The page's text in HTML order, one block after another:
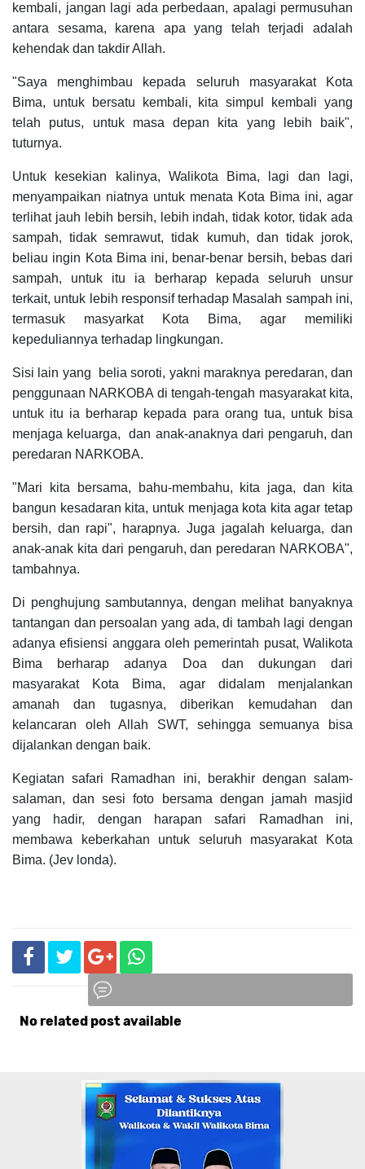
kembali, jangan lagi ada perbedaan, apalagi permusuhan
antara sesama, karena apa yang telah terjadi adalah
kehendak dan takdir Allah.
"Saya menghimbau kepada seluruh masyarakat Kota
Bima, untuk bersatu kembali, kita simpul kembali yang
telah putus, untuk masa depan kita yang lebih baik",
tuturnya.
Untuk kesekian kalinya, Walikota Bima, lagi dan lagi,
menyampaikan niatnya untuk menata Kota Bima ini, agar
terlihat jauh lebih bersih, lebih indah, tidak kotor, tidak ada
sampah, tidak semrawut, tidak kumuh, dan tidak jorok,
beliau ingin Kota Bima ini, benar-benar bersih, bebas dari
sampah, untuk itu ia berharap kepada seluruh unsur
terkait, untuk lebih responsif terhadap Masalah sampah ini,
termasuk masyarkat Kota Bima, agar memiliki
kepeduliannya terhadap lingkungan.
Sisi lain yang belia soroti, yakni maraknya peredaran, dan
penggunaan NARKOBA di tengah-tengah masyarakat kita,
untuk itu ia berharap kepada para orang tua, untuk bisa
menjaga keluarga, dan anak-anaknya dari pengaruh, dan
peredaran NARKOBA.
"Mari kita bersama, bahu-membahu, kita jaga, dan kita
bangun kesadaran kita, untuk menjaga kota kita agar tetap
bersih, dan rapi", harapnya. Juga jagalah keluarga, dan
anak-anak kita dari pengaruh, dan peredaran NARKOBA",
tambahnya.
Di penghujung sambutannya, dengan melihat banyaknya
tantangan dan persoalan yang ada, di tambah lagi dengan
adanya efisiensi anggara oleh pemerintah pusat, Walikota
Bima berharap adanya Doa dan dukungan dari
masyarakat Kota Bima, agar didalam menjalankan
amanah dan tugasnya, diberikan kemudahan dan
kelancaran oleh Allah SWT, sehingga semuanya bisa
dijalankan dengan baik.
Kegiatan safari Ramadhan ini, berakhir dengan salam-
salaman, dan sesi foto bersama dengan jamah masjid
yang hadir, dengan harapan safari Ramadhan ini,
membawa keberkahan untuk seluruh masyarakat Kota
Bima. (Jev londa).
No related post available